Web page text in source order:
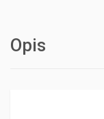
Opis